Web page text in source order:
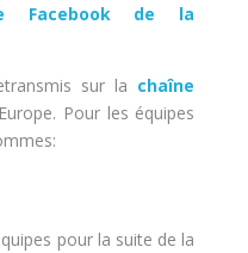
Facebook de la
sur la chaîne
Pour les équipes
pour la suite de la